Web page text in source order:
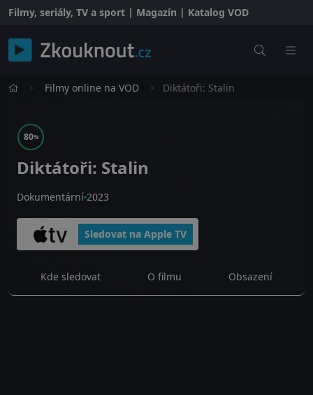
Filmy, seriály, TV a sport | Magazín | Katalog VOD
Filmy online na VOD Diktátoři: Stalin
80%
Diktátoři: Stalin
Dokumentární 2023
Sledovat na Apple TV
Kde sledovat O filmu Obsazení